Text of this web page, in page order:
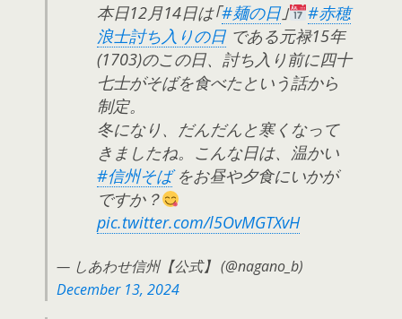
本日12月14日は｢#麺の日｣
#赤穂
浪士討ち入りの日である元禄15年
(1703)のこの日、討ち入り前に四十
七士がそばを食べたという話から
制定。
冬になり、だんだんと寒くなって
きましたね。こんな日は、温かい
#信州そばをお昼や夕食にいかが
ですか？
pic.twitter.com/l5OvMGTXvH
— しあわせ信州【公式】 (@nagano_b)
December 13, 2024